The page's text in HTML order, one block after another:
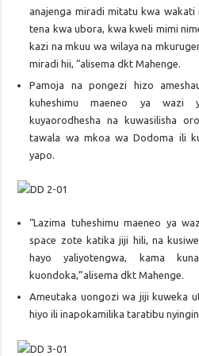
anajenga miradi mitatu kwa
tena kwa ubora, kwa kweli mimi
kazi na mkuu wa wilaya na
miradi hii, “alisema dkt Mahenge.
Pamoja na pongezi hizo
kuheshimu maeneo ya wazi
kuyaorodhesha na kuwasilisha
tawala wa mkoa wa Dodoma ili
yapo.
“Lazima tuheshimu maeneo ya
space zote katika jiji hili, na
hayo yaliyotengwa, kama
kuondoka,”alisema dkt Mahenge.
Ameutaka uongozi wa jiji kuweka
hiyo ili inapokamilika taratibu